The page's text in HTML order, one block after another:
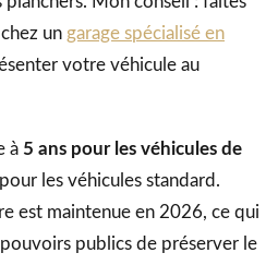
chez un garage spécialisé en
votre véhicule au
à 5 ans pour les véhicules de
les véhicules standard.
est maintenue en 2026, ce qui
publics de préserver le